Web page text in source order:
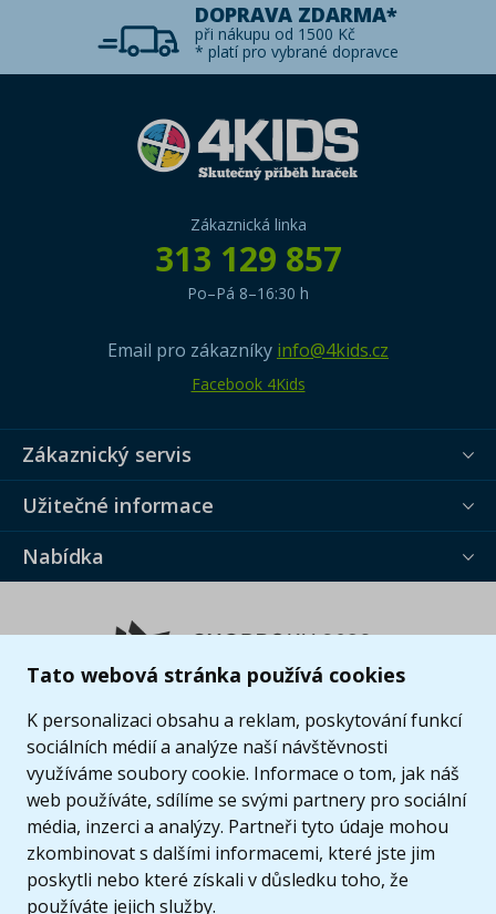
Tato webová stránka používá cookies
K personalizaci obsahu a reklam, poskytování funkcí
sociálních médií a analýze naší návštěvnosti
využíváme soubory cookie. Informace o tom, jak náš
web používáte, sdílíme se svými partnery pro sociální
média, inzerci a analýzy. Partneři tyto údaje mohou
zkombinovat s dalšími informacemi, které jste jim
poskytli nebo které získali v důsledku toho, že
používáte jejich služby.
DOPRAVA ZDARMA*
při nákupu od 1500 Kč
* platí pro vybrané dopravce
Zákaznická linka
313 129 857
Po–Pá 8–16:30 h
Email pro zákazníky info@4kids.cz
Facebook 4Kids
Zákaznický servis
Užitečné informace
Nabídka